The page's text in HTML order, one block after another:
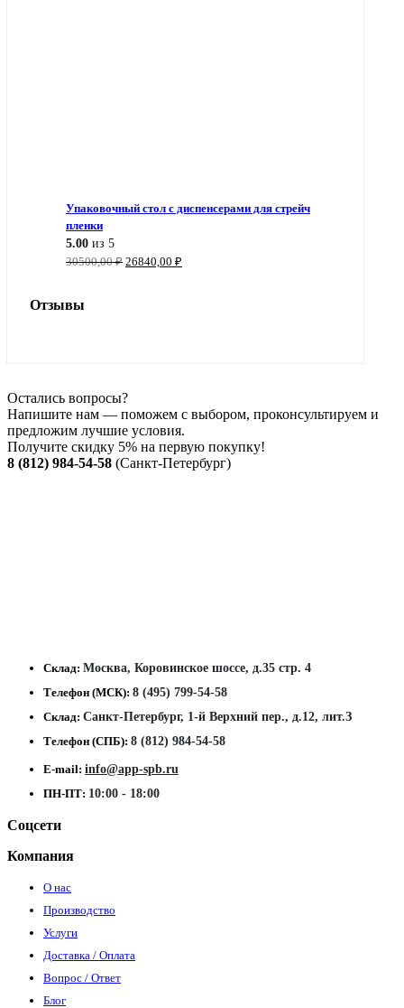
Упаковочный стол с диспенсерами для стрейч
пленки
5.00 из 5
30500,00₽ Первоначальная
26840,00 ₽
Отзывы
Остались вопросы?
Напишите нам — поможем с выбором, проконсультируем и
предложим лучшие условия.
Получите скидку 5% на первую покупку!
8 (812) 984-54-58 (Санкт-Петербург)
Склад: Москва, Коровинское шоссе, д.35 стр. 4
Телефон (МСК): 8 (495) 799-54-58
Склад: Санкт-Петербург, 1-й Верхний пер., д.12, лит.З
Телефон (СПБ): 8 (812) 984-54-58
E-mail: info@app-spb.ru
ПН-ПТ: 10:00 - 18:00
Соцсети
Компания
О нас
Производство
Услуги
Доставка / Оплата
Вопрос / Ответ
Блог